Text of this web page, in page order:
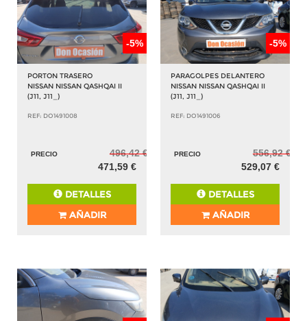
-5%
PORTON TRASERO
NISSAN NISSAN QASHQAI II
(J11, J11_)
REF: DO1491008
PRECIO
496,42 €
471,59 €
DETALLES
AÑADIR
-5%
PARAGOLPES DELANTERO
NISSAN NISSAN QASHQAI II
(J11, J11_)
REF: DO1491006
PRECIO
556,92 €
529,07 €
DETALLES
AÑADIR